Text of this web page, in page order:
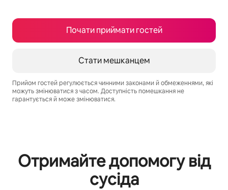
Почати приймати гостей
Стати мешканцем
Прийом гостей регулюється чинними законами й обмеженнями, які
можуть змінюватися з часом. Доступність помешкання не
гарантується й може змінюватися.
Отримайте допомогу від
сусіда